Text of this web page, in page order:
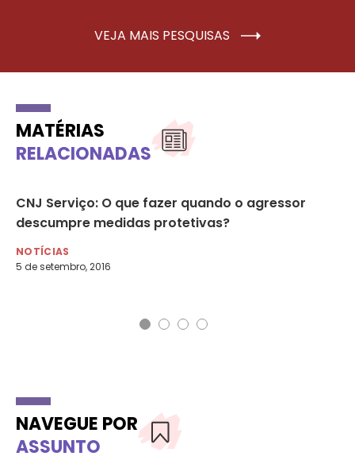
VEJA MAIS PESQUISAS
MATÉRIAS
RELACIONADAS
CNJ Serviço: O que fazer quando o agressor
descumpre medidas protetivas?
NOTÍCIAS
5 de setembro, 2016
NAVEGUE POR
ASSUNTO